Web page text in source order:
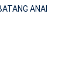
ANAI